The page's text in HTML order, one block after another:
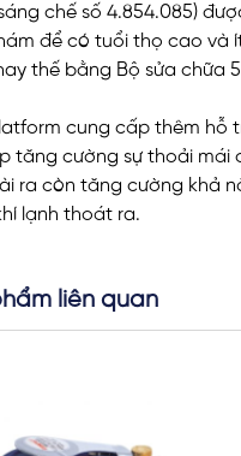
chế số 4.854.085)
để có tuổi thọ cao và
thế bằng Bộ sửa chữa
cung cấp thêm hỗ
tăng cường sự thoải mái
ra còn tăng cường khả
lạnh thoát ra.
liên quan